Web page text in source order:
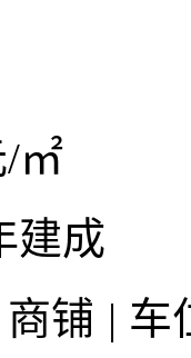
㎡
建成
商铺 | 车